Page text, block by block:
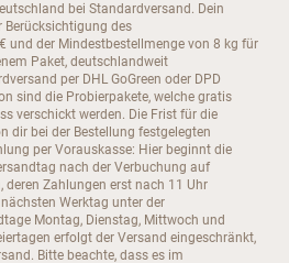
bei Standardversand. Dein
Berücksichtigung des
und der Mindestbestellmenge von 8 kg für
Paket, deutschlandweit
per DHL GoGreen oder DPD
sind die Probierpakete, welche gratis
verschickt werden. Die Frist für die
dir bei der Bestellung festgelegten
per Vorauskasse: Hier beginnt die
nach der Verbuchung auf
deren Zahlungen erst nach 11 Uhr
Werktag unter der
Montag, Dienstag, Mittwoch und
erfolgt der Versand eingeschränkt,
Bitte beachte, dass es im